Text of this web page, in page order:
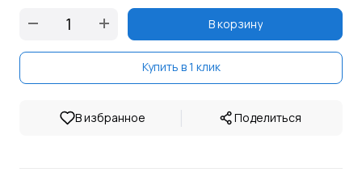
В корзину
Купить в 1 клик
В избранное | Поделиться